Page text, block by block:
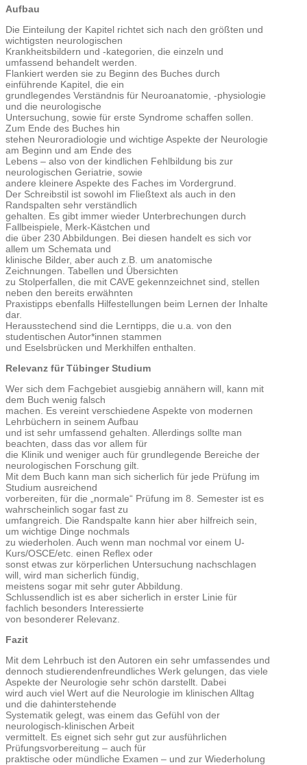
Aufbau
Die Einteilung der Kapitel richtet sich nach den größten und
wichtigsten neurologischen
Krankheitsbildern und -kategorien, die einzeln und
umfassend behandelt werden.
Flankiert werden sie zu Beginn des Buches durch
einführende Kapitel, die ein
grundlegendes Verständnis für Neuroanatomie, -physiologie
und die neurologische
Untersuchung, sowie für erste Syndrome schaffen sollen.
Zum Ende des Buches hin
stehen Neuroradiologie und wichtige Aspekte der Neurologie
am Beginn und am Ende des
Lebens – also von der kindlichen Fehlbildung bis zur
neurologischen Geriatrie, sowie
andere kleinere Aspekte des Faches im Vordergrund.
Der Schreibstil ist sowohl im Fließtext als auch in den
Randspalten sehr verständlich
gehalten. Es gibt immer wieder Unterbrechungen durch
Fallbeispiele, Merk-Kästchen und
die über 230 Abbildungen. Bei diesen handelt es sich vor
allem um Schemata und
klinische Bilder, aber auch z.B. um anatomische
Zeichnungen. Tabellen und Übersichten
zu Stolperfallen, die mit CAVE gekennzeichnet sind, stellen
neben den bereits erwähnten
Praxistipps ebenfalls Hilfestellungen beim Lernen der Inhalte
dar.
Herausstechend sind die Lerntipps, die u.a. von den
studentischen Autor*innen stammen
und Eselsbrücken und Merkhilfen enthalten.
Relevanz für Tübinger Studium
Wer sich dem Fachgebiet ausgiebig annähern will, kann mit
dem Buch wenig falsch
machen. Es vereint verschiedene Aspekte von modernen
Lehrbüchern in seinem Aufbau
und ist sehr umfassend gehalten. Allerdings sollte man
beachten, dass das vor allem für
die Klinik und weniger auch für grundlegende Bereiche der
neurologischen Forschung gilt.
Mit dem Buch kann man sich sicherlich für jede Prüfung im
Studium ausreichend
vorbereiten, für die „normale“ Prüfung im 8. Semester ist es
wahrscheinlich sogar fast zu
umfangreich. Die Randspalte kann hier aber hilfreich sein,
um wichtige Dinge nochmals
zu wiederholen. Auch wenn man nochmal vor einem U-
Kurs/OSCE/etc. einen Reflex oder
sonst etwas zur körperlichen Untersuchung nachschlagen
will, wird man sicherlich fündig,
meistens sogar mit sehr guter Abbildung.
Schlussendlich ist es aber sicherlich in erster Linie für
fachlich besonders Interessierte
von besonderer Relevanz.
Fazit
Mit dem Lehrbuch ist den Autoren ein sehr umfassendes und
dennoch studierendenfreundliches Werk gelungen, das viele
Aspekte der Neurologie sehr schön darstellt. Dabei
wird auch viel Wert auf die Neurologie im klinischen Alltag
und die dahinterstehende
Systematik gelegt, was einem das Gefühl von der
neurologisch-klinischen Arbeit
vermittelt. Es eignet sich sehr gut zur ausführlichen
Prüfungsvorbereitung – auch für
praktische oder mündliche Examen – und zur Wiederholung